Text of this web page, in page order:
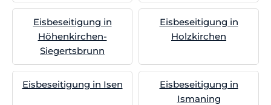
Eisbeseitigung in
Höhenkirchen-
Siegertsbrunn
Eisbeseitigung in
Holzkirchen
Eisbeseitigung in Isen
Eisbeseitigung in
Ismaning